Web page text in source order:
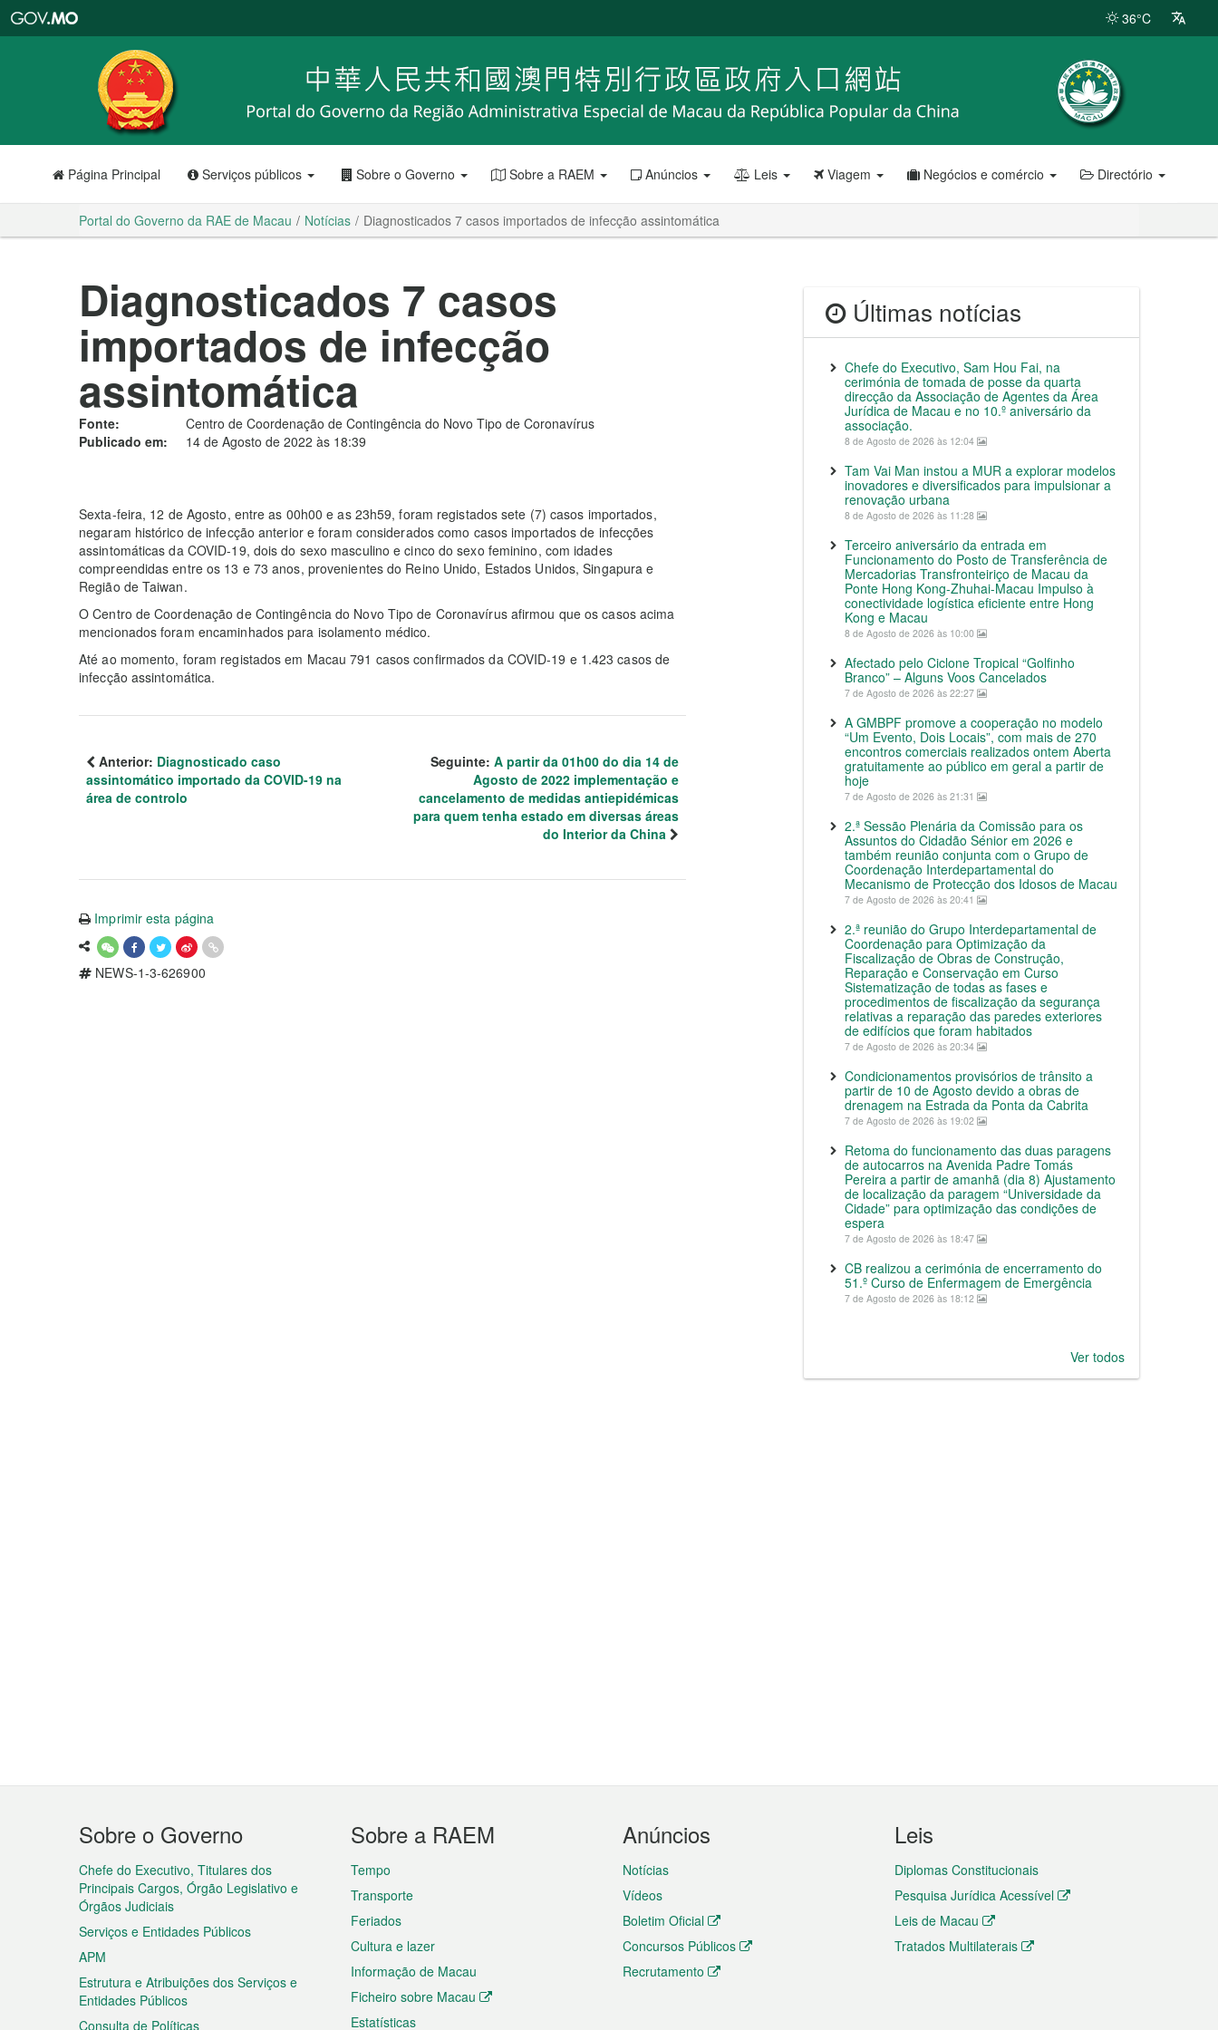
RAE
de
Macau
36°C
Página Principal Serviços públicos Sobre o Governo Sobre a RAEM Anúncios Leis Viagem Negócios e comércio Directório
Portal do Governo da RAE de Macau Notícias Diagnosticados 7 casos importados de infecção assintomática
Diagnosticados 7 casos
importados de infecção
assintomática
Fonte:
Centro de Coordenação de Contingência do Novo Tipo de Coronavírus
Publicado em:
14 de Agosto de 2022 às 18:39
Sexta-feira, 12 de Agosto, entre as 00h00 e as 23h59, foram registados sete (7) casos importados,
negaram histórico de infecção anterior e foram considerados como casos importados de infecções
assintomáticas da COVID-19, dois do sexo masculino e cinco do sexo feminino, com idades
compreendidas entre os 13 e 73 anos, provenientes do Reino Unido, Estados Unidos, Singapura e
Região de Taiwan.
O Centro de Coordenação de Contingência do Novo Tipo de Coronavírus afirmou que os casos acima
mencionados foram encaminhados para isolamento médico.
Até ao momento, foram registados em Macau 791 casos confirmados da COVID-19 e 1.423 casos de
infecção assintomática.
Anterior: Diagnosticado caso
assintomático importado da COVID-19 na
área de controlo
Seguinte: A partir da 01h00 do dia 14 de
Agosto de 2022 implementação e
cancelamento de medidas antiepidémicas
para quem tenha estado em diversas áreas
do Interior da China
Imprimir esta página
NEWS-1-3-626900
Últimas notícias
Chefe do Executivo, Sam Hou Fai, na
cerimónia de tomada de posse da quarta
direcção da Associação de Agentes da Área
Jurídica de Macau e no 10.º aniversário da
associação.
8 de Agosto de 2026 às 12:04
Tam Vai Man instou a MUR a explorar modelos
inovadores e diversificados para impulsionar a
renovação urbana
8 de Agosto de 2026 às 11:28
Terceiro aniversário da entrada em
Funcionamento do Posto de Transferência de
Mercadorias Transfronteiriço de Macau da
Ponte Hong Kong-Zhuhai-Macau Impulso à
conectividade logística eficiente entre Hong
Kong e Macau
8 de Agosto de 2026 às 10:00
Afectado pelo Ciclone Tropical “Golfinho
Branco” – Alguns Voos Cancelados
7 de Agosto de 2026 às 22:27
A GMBPF promove a cooperação no modelo
“Um Evento, Dois Locais”, com mais de 270
encontros comerciais realizados ontem Aberta
gratuitamente ao público em geral a partir de
hoje
7 de Agosto de 2026 às 21:31
2.ª Sessão Plenária da Comissão para os
Assuntos do Cidadão Sénior em 2026 e
também reunião conjunta com o Grupo de
Coordenação Interdepartamental do
Mecanismo de Protecção dos Idosos de Macau
7 de Agosto de 2026 às 20:41
2.ª reunião do Grupo Interdepartamental de
Coordenação para Optimização da
Fiscalização de Obras de Construção,
Reparação e Conservação em Curso
Sistematização de todas as fases e
procedimentos de fiscalização da segurança
relativas a reparação das paredes exteriores
de edifícios que foram habitados
7 de Agosto de 2026 às 20:34
Condicionamentos provisórios de trânsito a
partir de 10 de Agosto devido a obras de
drenagem na Estrada da Ponta da Cabrita
7 de Agosto de 2026 às 19:02
Retoma do funcionamento das duas paragens
de autocarros na Avenida Padre Tomás
Pereira a partir de amanhã (dia 8) Ajustamento
de localização da paragem “Universidade da
Cidade” para optimização das condições de
espera
7 de Agosto de 2026 às 18:47
CB realizou a cerimónia de encerramento do
51.º Curso de Enfermagem de Emergência
7 de Agosto de 2026 às 18:12
Ver todos
Menu
do
rodapé
Sobre o Governo
Chefe do Executivo, Titulares dos
Principais Cargos, Órgão Legislativo e
Órgãos Judiciais
Serviços e Entidades Públicos
APM
Estrutura e Atribuições dos Serviços e
Entidades Públicos
Consulta de Políticas
Sobre a RAEM
Tempo
Transporte
Feriados
Cultura e lazer
Informação de Macau
Ficheiro sobre Macau
Estatísticas
Anúncios
Notícias
Vídeos
Boletim Oficial
Concursos Públicos
Recrutamento
Leis
Diplomas Constitucionais
Pesquisa Jurídica Acessível
Leis de Macau
Tratados Multilaterais